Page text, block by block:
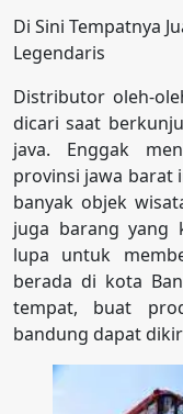
Di Sini Tempatnya
Legendaris
Distributor oleh-
dicari saat
java. Enggak
provinsi jawa barat
banyak objek
juga barang yang
lupa untuk
berada di kota
tempat, buat
bandung dapat